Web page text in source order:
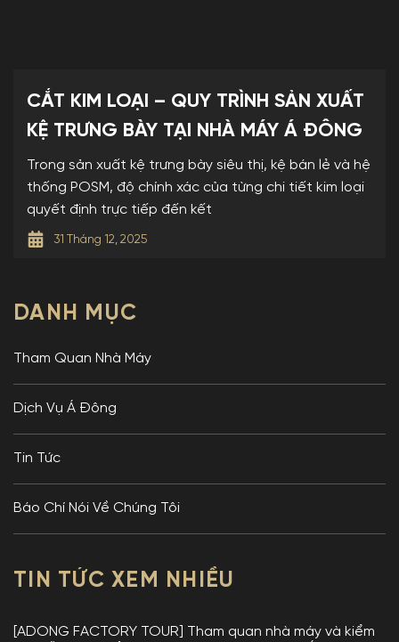
CẮT KIM LOẠI – QUY TRÌNH SẢN XUẤT
KỆ TRƯNG BÀY TẠI NHÀ MÁY Á ĐÔNG
Trong sản xuất kệ trưng bày siêu thị, kệ bán lẻ và hệ
thống POSM, độ chính xác của từng chi tiết kim loại
quyết định trực tiếp đến kết
31 Tháng 12, 2025
DANH MỤC
Tham Quan Nhà Máy
Dịch Vụ Á Đông
Tin Tức
Báo Chí Nói Về Chúng Tôi
TIN TỨC XEM NHIỀU
[ADONG FACTORY TOUR] Tham quan nhà máy và kiểm